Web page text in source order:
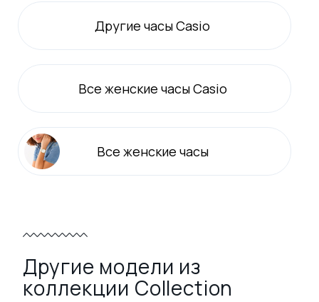
Другие часы Casio
Все женские часы Casio
Все женские часы
Другие модели из
коллекции Collection